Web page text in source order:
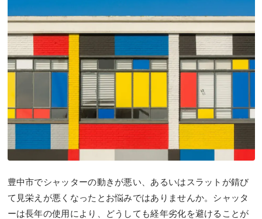
豊中市でシャッターの動きが悪い、あるいはスラットが錆び
て見栄えが悪くなったとお悩みではありませんか。シャッタ
ーは長年の使用により、どうしても経年劣化を避けることが